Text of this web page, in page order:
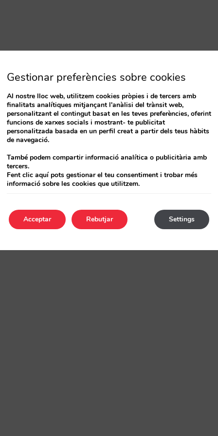
Gestionar preferències sobre cookies
Al nostre lloc web, utilitzem cookies pròpies i de tercers amb
finalitats analítiques mitjançant l'anàlisi del trànsit web,
personalitzant el contingut basat en les teves preferències, oferint
funcions de xarxes socials i mostrant- te publicitat
personalitzada basada en un perfil creat a partir dels teus hàbits
de navegació.
També podem compartir informació analítica o publicitària amb
tercers.
Fent clic aquí pots gestionar el teu consentiment i trobar més
informació sobre les cookies que utilitzem.
Acceptar Settings
Rebutjar